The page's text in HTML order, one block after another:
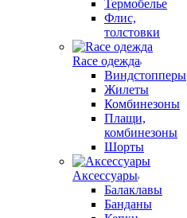
Термобелье
Флис,
толстовки
Race одежда
Виндстопперы
Жилеты
Комбинезоны
Плащи,
комбинезоны
Шорты
Аксессуары
Балаклавы
Банданы